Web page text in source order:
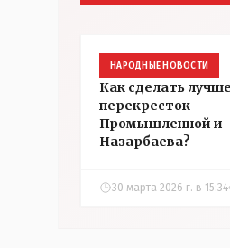
НАРОДНЫЕ НОВОСТИ
Как сделать лучше
перекресток
Промышленной и
Назарбаева?
30 марта 2026 г. в 15:34